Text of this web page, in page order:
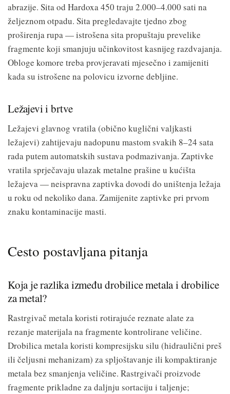
abrazije. Sita od Hardoxa 450 traju 2.000–4.000 sati na
željeznom otpadu. Sita pregledavajte tjedno zbog
proširenja rupa — istrošena sita propuštaju prevelike
fragmente koji smanjuju učinkovitost kasnijeg razdvajanja.
Obloge komore treba provjeravati mjesečno i zamijeniti
kada su istrošene na polovicu izvorne debljine.
Ležajevi i brtve
Ležajevi glavnog vratila (obično kuglični valjkasti
ležajevi) zahtijevaju nadopunu mastom svakih 8–24 sata
rada putem automatskih sustava podmazivanja. Zaptivke
vratila sprječavaju ulazak metalne prašine u kućišta
ležajeva — neispravna zaptivka dovodi do uništenja ležaja
u roku od nekoliko dana. Zamijenite zaptivke pri prvom
znaku kontaminacije masti.
Cesto postavljana pitanja
Koja je razlika između drobilice metala i drobilice
za metal?
Rastrgivač metala koristi rotirajuće reznate alate za
rezanje materijala na fragmente kontrolirane veličine.
Drobilica metala koristi kompresijsku silu (hidraulični preš
ili čeljusni mehanizam) za spljoštavanje ili kompaktiranje
metala bez smanjenja veličine. Rastrgivači proizvode
fragmente prikladne za daljnju sortaciju i taljenje;